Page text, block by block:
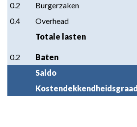
0.2
Burgerzaken
0.4
Overhead
Totale lasten
0.2 Baten
Saldo
Kostendekkendheidsgraad